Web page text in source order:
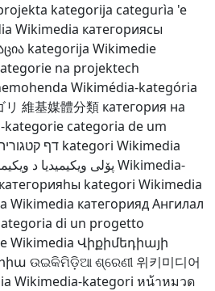
kategorija categurìa 'e
Wikimedia категориясы
kategorija Wikimedie
na projektech
Wikimédia-kategória
維基媒體分類 категория на
kategorie categoria de um
דף kategori Wikimedia
پۆلی ویکیمیدیا د
Wikimedia-
kategori Wikimedia
Wikimedia категорияд Ангилал
di un progetto
Wikimedia Վիքիմեդիայի
ଉଇକିମିଡ଼ିଆ ଶ୍ରେଣୀ 위키미디어
Wikimedia-kategori หน้าหมวด